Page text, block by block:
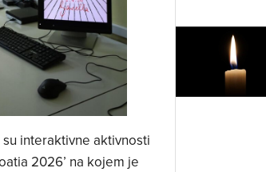
interaktivne aktivnosti
2026’ na kojem je